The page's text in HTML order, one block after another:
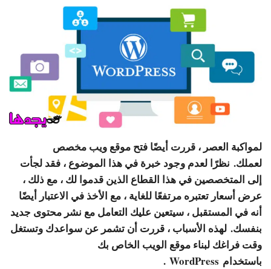
لمواكبة العصر ، قررت أيضًا فتح موقع ويب مخصص
لعملك. نظرًا لعدم وجود خبرة في هذا الموضوع ، فقد لجأت
إلى المتخصصين في هذا القطاع الذين قدموا لك ، مع ذلك ،
عرض أسعار تعتبره مرتفعًا للغاية ، مع الأخذ في الاعتبار أيضًا
أنه في المستقبل ، سيتعين عليك التعامل مع نشر محتوى جديد
بنفسك. لهذه الأسباب ، قررت أن تشمر عن سواعدك وتستغل
وقت فراغك لبناء موقع الويب الخاص بك
باستخدام WordPress
.